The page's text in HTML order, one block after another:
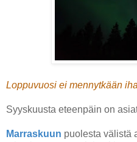
Loppuvuosi ei mennytkään
Syyskuusta eteenpäin on
Marraskuun puolesta välistä